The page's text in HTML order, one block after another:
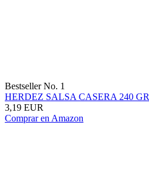
Bestseller No. 1
HERDEZ SALSA CASERA 240 GR
3,19 EUR
Comprar en Amazon